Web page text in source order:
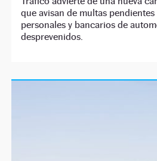
que avisan de multas
personales y bancarios de
desprevenidos.